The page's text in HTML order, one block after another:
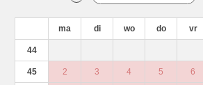
ma di wo do vr
44
45 2 3 4 5 6